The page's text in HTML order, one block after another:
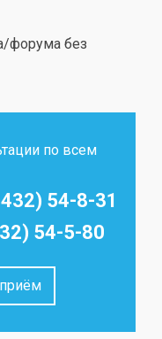
форума без
по всем
54-8-31
54-5-80